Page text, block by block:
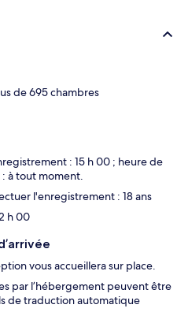
de 695 chambres
: 15 h 00 ; heure de
à tout moment.
l'enregistrement : 18 ans
h 00
vous accueillera sur place.
par l’hébergement peuvent être
de traduction automatique